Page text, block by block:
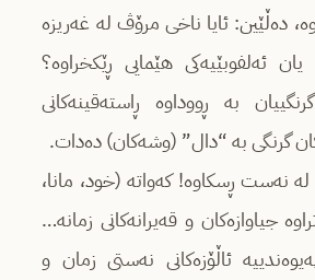
دەڵێین: ئایا ناخی مرۆڤ لە غەریزە
یان ئەلفوبێیەکی هێمایی ڕێکخراوە؟
بە ڕووداوە ڕاستەقینەکانی
گرنگی بە “دال” (وشەکان) دەدات.
لە نەست ڕسکاوە! کەواتە (خود، مانا،
جیاوازەکان و قەیرانەکانی زمانە…
ئاڵۆزەکانی نەستی زمان و